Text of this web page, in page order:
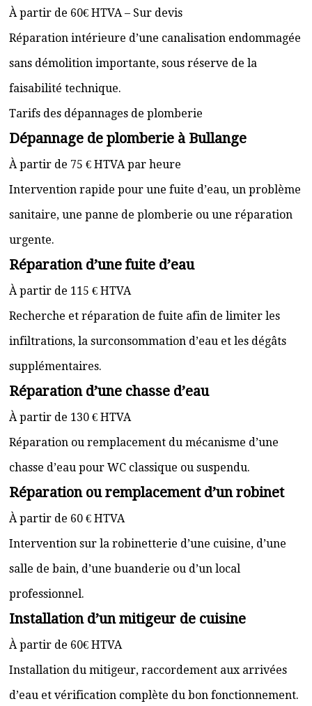
À partir de 60€ HTVA – Sur devis
Réparation intérieure d’une canalisation endommagée
sans démolition importante, sous réserve de la
faisabilité technique.
Tarifs des dépannages de plomberie
Dépannage de plomberie à Bullange
À partir de 75 € HTVA par heure
Intervention rapide pour une fuite d’eau, un problème
sanitaire, une panne de plomberie ou une réparation
urgente.
Réparation d’une fuite d’eau
À partir de 115 € HTVA
Recherche et réparation de fuite afin de limiter les
infiltrations, la surconsommation d’eau et les dégâts
supplémentaires.
Réparation d’une chasse d’eau
À partir de 130 € HTVA
Réparation ou remplacement du mécanisme d’une
chasse d’eau pour WC classique ou suspendu.
Réparation ou remplacement d’un robinet
À partir de 60 € HTVA
Intervention sur la robinetterie d’une cuisine, d’une
salle de bain, d’une buanderie ou d’un local
professionnel.
Installation d’un mitigeur de cuisine
À partir de 60€ HTVA
Installation du mitigeur, raccordement aux arrivées
d’eau et vérification complète du bon fonctionnement.